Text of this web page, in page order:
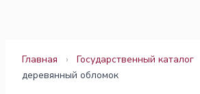
Главная › Государственный каталог
деревянный обломок